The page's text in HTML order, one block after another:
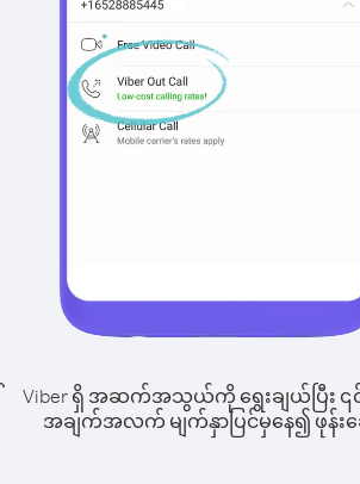
Viber ရှိ အဆက်အသွယ်ကို ရွေးချယ်ပြီး
အချက်အလက် မျက်နှာပြင်မှနေ၍ ဖုန်းခေ